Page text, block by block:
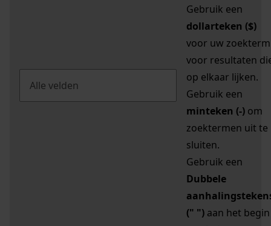
Gebruik een
dollarteken ($)
voor uw zoekterm
voor resultaten
op elkaar lijken.
Gebruik een
minteken (-) om
zoektermen uit te
sluiten.
Gebruik een
Dubbele
(" ") aan het begin